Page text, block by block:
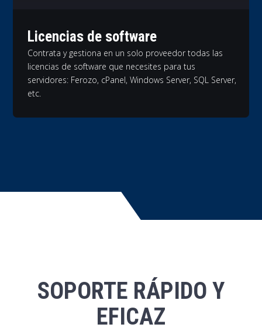
Licencias de software
Contrata y gestiona en un solo proveedor todas las
licencias de software que necesites para tus
servidores: Ferozo, cPanel, Windows Server, SQL Server,
etc.
SOPORTE RÁPIDO Y
EFICAZ